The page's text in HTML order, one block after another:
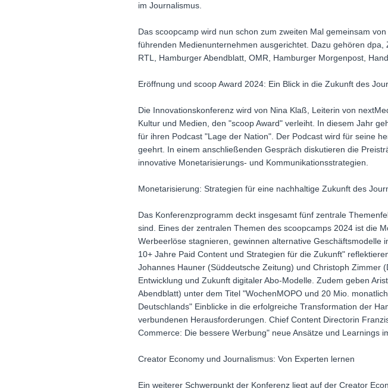
im Journalismus.
Das scoopcamp wird nun schon zum zweiten Mal gemeinsam
führenden Medienunternehmen ausgerichtet. Dazu gehören
RTL, Hamburger Abendblatt, OMR, Hamburger Morgenpost,
Eröffnung und scoop Award 2024: Ein Blick in die Zukunft des
Die Innovationskonferenz wird von Nina Klaß, Leiterin von
Kultur und Medien, den "scoop Award" verleiht. In diesem Jahr
für ihren Podcast "Lage der Nation". Der Podcast wird für seine
geehrt. In einem anschließenden Gespräch diskutieren die
innovative Monetarisierungs- und Kommunikationsstrategien.
Monetarisierung: Strategien für eine nachhaltige Zukunft des
Das Konferenzprogramm deckt insgesamt fünf zentrale
sind. Eines der zentralen Themen des scoopcamps 2024 ist die
Werbeerlöse stagnieren, gewinnen alternative
10+ Jahre Paid Content und Strategien für die Zukunft"
Johannes Hauner (Süddeutsche Zeitung) und Christoph Zimmer
Entwicklung und Zukunft digitaler Abo-Modelle. Zudem geben
Abendblatt) unter dem Titel "WochenMOPO und 20 Mio.
Deutschlands" Einblicke in die erfolgreiche Transformation der
verbundenen Herausforderungen. Chief Content Directorin
Commerce: Die bessere Werbung" neue Ansätze und Learnings
Creator Economy und Journalismus: Von Experten lernen
Ein weiterer Schwerpunkt der Konferenz liegt auf der Creator